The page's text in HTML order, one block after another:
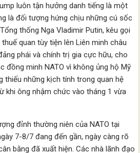
luôn tận hưởng danh tiếng là một
là đối tượng hứng chịu những cú sốc
thống Nga Vladimir Putin, kêu gọi
quan tùy tiện lên Liên minh châu
phái và chính trị gia cực hữu, cho
đồng minh NATO vì không ủng hộ Mỹ
thiếu những kịch tính trong quan hệ
khi ông nhậm chức vào tháng 1 vừa
đỉnh thường niên của NATO tại
7-8/7 đang đến gần, ngày càng rõ
bằng đã xuất hiện. Các nhà lãnh đạo